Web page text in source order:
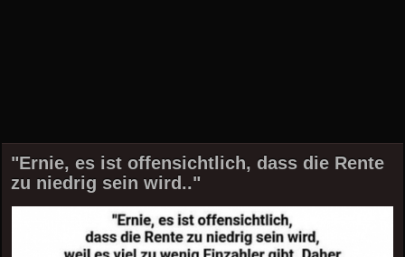
"Ernie, es ist offensichtlich, dass die Rente
zu niedrig sein wird.."